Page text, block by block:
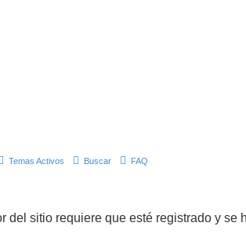
Temas Activos Buscar FAQ
del sitio requiere que esté registrado y se